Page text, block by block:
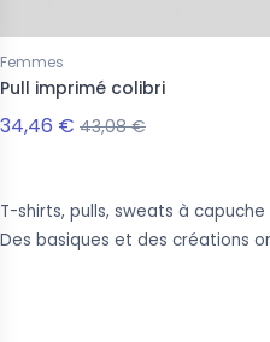
T-shirts, pulls, sweats à
Des basiques et des créations
Femmes
Pull imprimé colibri
34,46 € 43,08 €